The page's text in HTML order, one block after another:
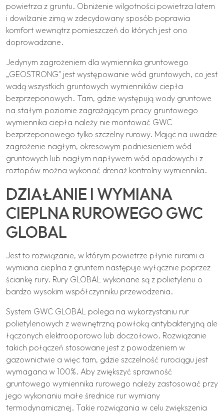
powietrza z gruntu. Obniżenie wilgotności powietrza latem
i dowilżanie zimą w zdecydowany sposób poprawia
komfort wewnątrz pomieszczeń do których jest ono
doprowadzane.
Jedynym zagrożeniem dla wymiennika gruntowego
„GEOSTRONG" jest występowanie wód gruntowych, co jest
wadą wszystkich gruntowych wymienników ciepła
bezprzeponowych. Tam, gdzie występują wody gruntowe
na stałym poziomie zagrażającym pracy gruntowego
wymiennika ciepła należy nie montować GWC
bezprzeponowego tylko szczelny rurowy. Mając na uwadze
zagrożenie nagłym, okresowym podniesieniem wód
gruntowych lub nagłym napływem wód opadowych i z
roztopów można wykonać drenaż kontrolny wymiennika.
DZIAŁANIE I WYMIANA
CIEPLNA RUROWEGO GWC
GLOBAL
Jest to rozwiązanie, w którym powietrze płynie rurami a
wymiana cieplna z gruntem następuje wyłącznie poprzez
ściankę rury. Rury GLOBAL wykonane są z polietylenu o
bardzo wysokim współczynniku przewodzenia.
System GWC GLOBAL polega na wykorzystaniu rur
polietylenowych z wewnętrzną powłoką antybakteryjną ale
łączonych elektrooporowo lub doczołowo. Rozwiązanie
takich połączeń stosowane jest z powodzeniem w
gazownictwie a więc tam, gdzie szczelność rurociągu jest
wymagana w 100%. Aby zwiększyć sprawność
gruntowego wymiennika rurowego należy zastosować przy
jego wykonaniu małe średnice rur wymiany
termodynamicznej. Takie rozwiązania w celu zwiększenia